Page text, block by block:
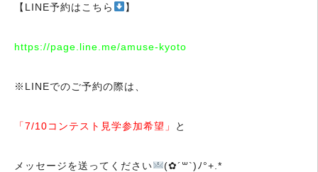
【LINE予約はこちら 】
https://page.line.me/amuse-kyoto
※LINEでのご予約の際は、
「7/10コンテスト見学参加希望」 と
メッセージを送ってください (✿´꒳`)ﾉ°+.*